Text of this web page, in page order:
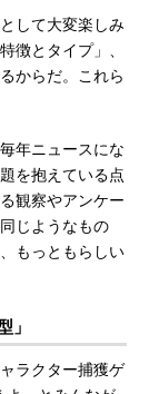
して大変楽しみ
徴とタイプ」、
からだ。これら
年ニュースにな
を抱えている点
観察やアンケー
じようなもの
もっともらしい
」
ラクター捕獲ゲ